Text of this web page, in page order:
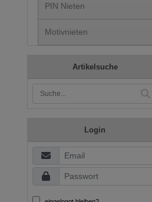
PIN Nieten
Motivnieten
Artikelsuche
Login